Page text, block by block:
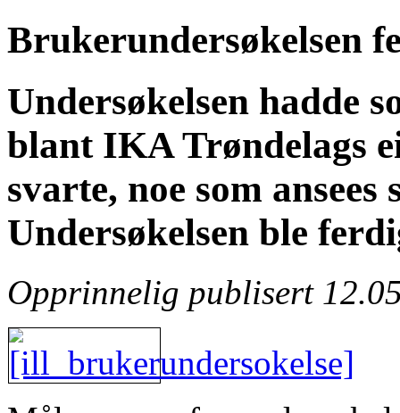
Brukerundersøkelsen
Undersøkelsen hadde
blant IKA Trøndelags
svarte, noe som
Undersøkelsen ble
Opprinnelig publisert